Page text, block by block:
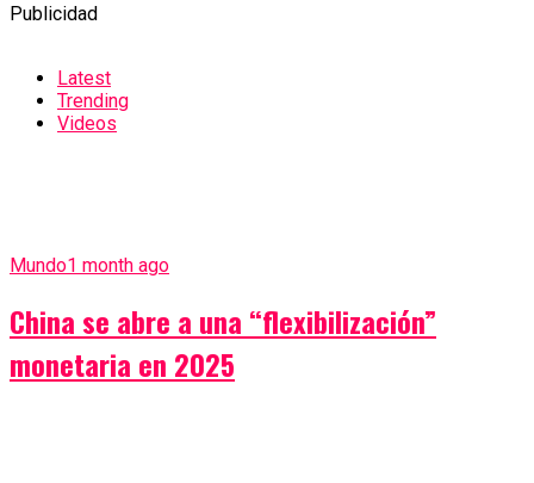
Publicidad
Latest
Trending
Videos
Mundo1 month ago
China se abre a una “flexibilización”
monetaria en 2025